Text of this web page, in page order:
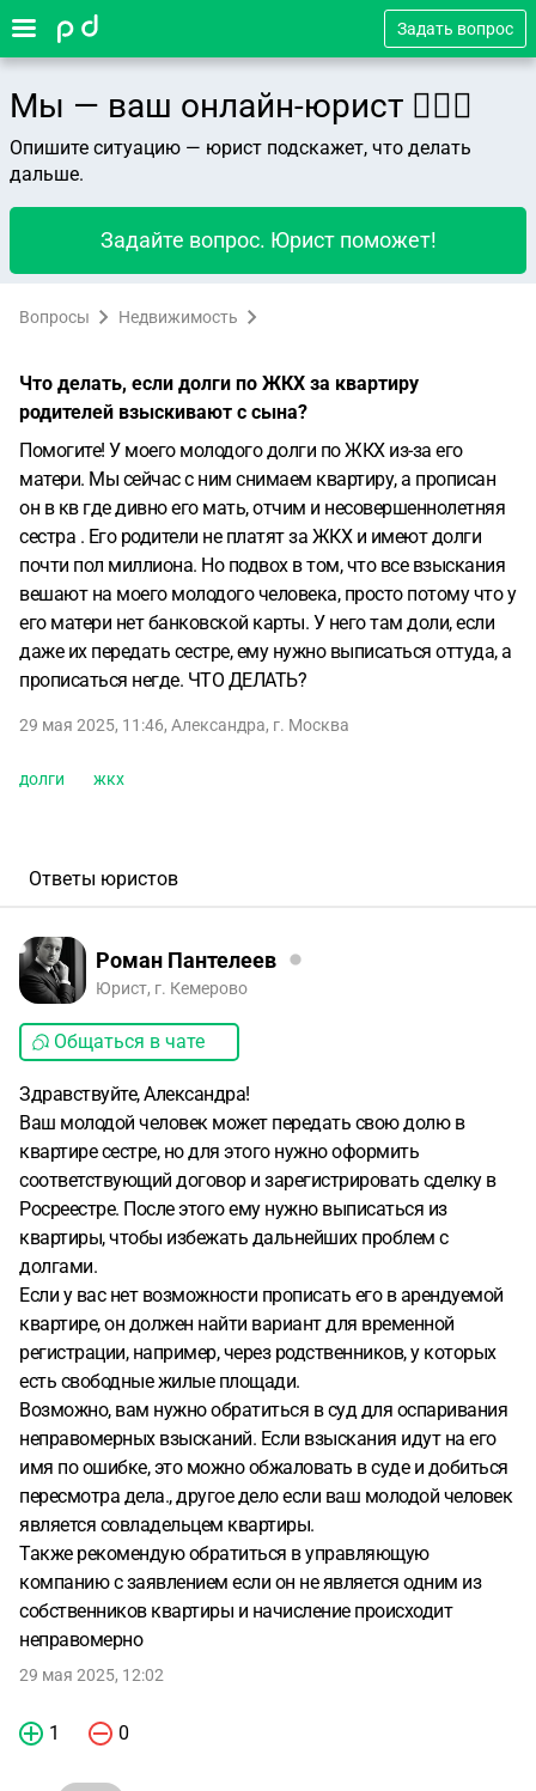
Задать вопрос
Мы — ваш онлайн-юрист 👨🏻‍⚖️
Опишите ситуацию — юрист подскажет, что делать
дальше.
Задайте вопрос. Юрист поможет!
Вопросы Недвижимость
Что делать, если долги по ЖКХ за квартиру
родителей взыскивают с сына?
Помогите! У моего молодого долги по ЖКХ из-за его
матери. Мы сейчас с ним снимаем квартиру, а прописан
он в кв где дивно его мать, отчим и несовершеннолетняя
сестра . Его родители не платят за ЖКХ и имеют долги
почти пол миллиона. Но подвох в том, что все взыскания
вешают на моего молодого человека, просто потому что у
его матери нет банковской карты. У него там доли, если
даже их передать сестре, ему нужно выписаться оттуда, а
прописаться негде. ЧТО ДЕЛАТЬ?
29 мая 2025, 11:46, Александра, г. Москва
долги жкх
Ответы юристов
Роман Пантелеев
Юрист, г. Кемерово
Общаться в чате
Здравствуйте, Александра!
Ваш молодой человек может передать свою долю в
квартире сестре, но для этого нужно оформить
соответствующий договор и зарегистрировать сделку в
Росреестре. После этого ему нужно выписаться из
квартиры, чтобы избежать дальнейших проблем с
долгами.
Если у вас нет возможности прописать его в арендуемой
квартире, он должен найти вариант для временной
регистрации, например, через родственников, у которых
есть свободные жилые площади.
Возможно, вам нужно обратиться в суд для оспаривания
неправомерных взысканий. Если взыскания идут на его
имя по ошибке, это можно обжаловать в суде и добиться
пересмотра дела., другое дело если ваш молодой человек
является совладельцем квартиры.
Также рекомендую обратиться в управляющую
компанию с заявлением если он не является одним из
собственников квартиры и начисление происходит
неправомерно
29 мая 2025, 12:02
1 0